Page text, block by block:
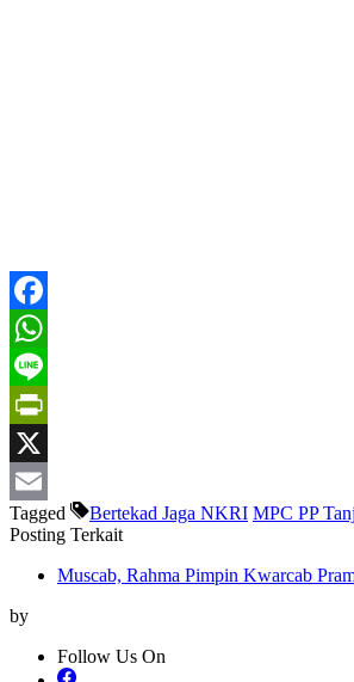
Facebook
WhatsApp
Line
PrintFriendly
X
Email
Tagged Bertekad Jaga NKRI MPC PP
Posting Terkait
Muscab, Rahma Pimpin Kwarcab
by
Follow Us On